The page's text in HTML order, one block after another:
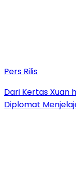
Pers Rilis
Dari Kertas Xuan
Diplomat